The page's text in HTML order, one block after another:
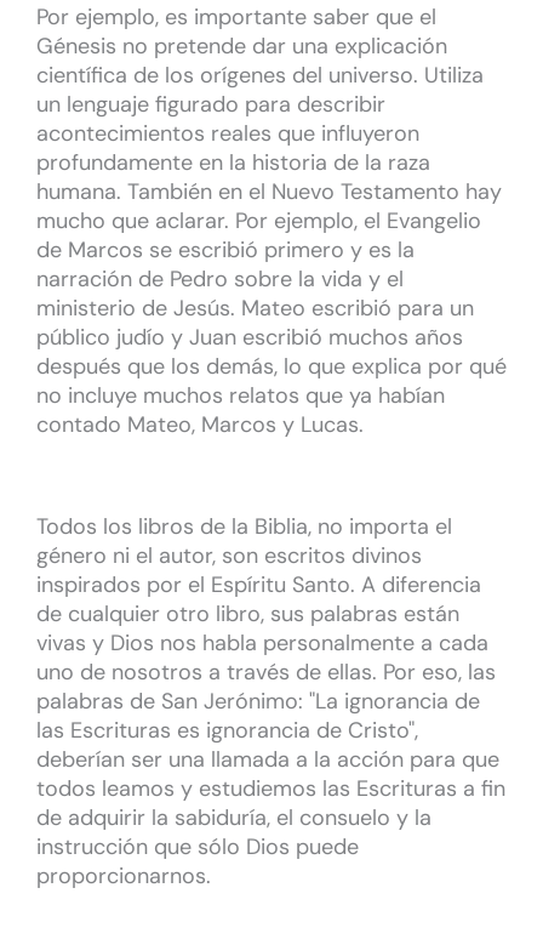
Por ejemplo, es importante saber que el
Génesis no pretende dar una explicación
científica de los orígenes del universo. Utiliza
un lenguaje figurado para describir
acontecimientos reales que influyeron
profundamente en la historia de la raza
humana. También en el Nuevo Testamento hay
mucho que aclarar. Por ejemplo, el Evangelio
de Marcos se escribió primero y es la
narración de Pedro sobre la vida y el
ministerio de Jesús. Mateo escribió para un
público judío y Juan escribió muchos años
después que los demás, lo que explica por qué
no incluye muchos relatos que ya habían
contado Mateo, Marcos y Lucas.
Todos los libros de la Biblia, no importa el
género ni el autor, son escritos divinos
inspirados por el Espíritu Santo. A diferencia
de cualquier otro libro, sus palabras están
vivas y Dios nos habla personalmente a cada
uno de nosotros a través de ellas. Por eso, las
palabras de San Jerónimo: "La ignorancia de
las Escrituras es ignorancia de Cristo",
deberían ser una llamada a la acción para que
todos leamos y estudiemos las Escrituras a fin
de adquirir la sabiduría, el consuelo y la
instrucción que sólo Dios puede
proporcionarnos.